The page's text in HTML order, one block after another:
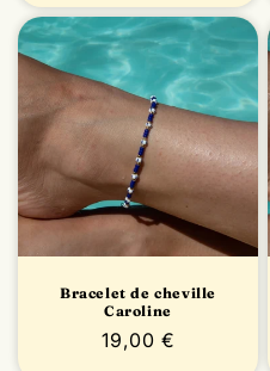
Bracelet de cheville
Caroline
Prix
19,00 €